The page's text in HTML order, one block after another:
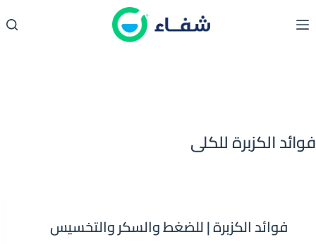
إلى
فوائد الكزبرة للكلى
فوائد الكزبرة | للضغط والسكر والتخسيس